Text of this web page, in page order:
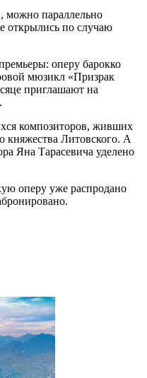
можно параллельно
открылись по случаю
оперу барокко
мюзикл «Призрак
приглашают на
композиторов, живших
княжества Литовского. А
Яна Тарасевича уделено
оперу уже распродано